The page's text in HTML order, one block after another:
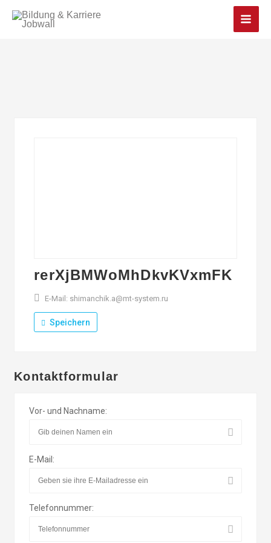
Main
rerXjBMWoMhDkvKVxmFK
E-Mail: shimanchik.a@mt-system.ru
Speichern
Kontaktformular
Vor- und Nachname:
E-Mail:
Telefonnummer: